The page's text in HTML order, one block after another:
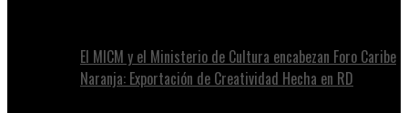
El MICM y el Ministerio de Cultura encabezan Foro Caribe
Naranja: Exportación de Creatividad Hecha en RD